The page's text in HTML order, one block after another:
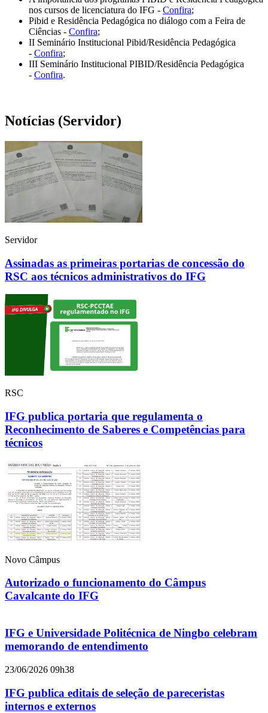
nos cursos de licenciatura do IFG - Confira;
Pibid e Residência Pedagógica no diálogo com a Feira de
Ciências - Confira;
II Seminário Institucional Pibid/Residência Pedagógica
- Confira;
III Seminário Institucional PIBID/Residência Pedagógica
- Confira.
Notícias (Servidor)
Servidor
Assinadas as primeiras portarias de concessão do
RSC aos técnicos administrativos do IFG
RSC
IFG publica portaria que regulamenta o
Reconhecimento de Saberes e Competências para
técnicos
Novo Câmpus
Autorizado o funcionamento do Câmpus
Cavalcante do IFG
IFG e Universidade Politécnica de Ningbo celebram
memorando de entendimento
23/06/2026 09h38
IFG publica editais de seleção de pareceristas
internos e externos